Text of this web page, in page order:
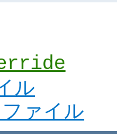
ル
ァイル